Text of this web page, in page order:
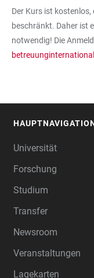
Der Kurs ist
beschränkt. Daher ist
notwendig! Die
Universität
Forschung
Studium
Transfer
Newsroom
Veranstaltungen
Lagekarten